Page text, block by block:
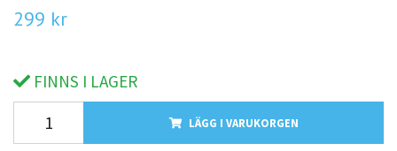
299 kr
FINNS I LAGER
LÄGG I VARUKORGEN